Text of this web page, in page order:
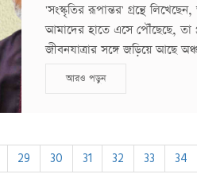
'সংস্কৃতির রূপান্তর' গ্রন্থে
আমাদের হাতে এসে পৌঁছেছে, তা
জীবনযাত্রার সঙ্গে জড়িয়ে আছে
আরও পড়ুন
29 30 31 32 33 34